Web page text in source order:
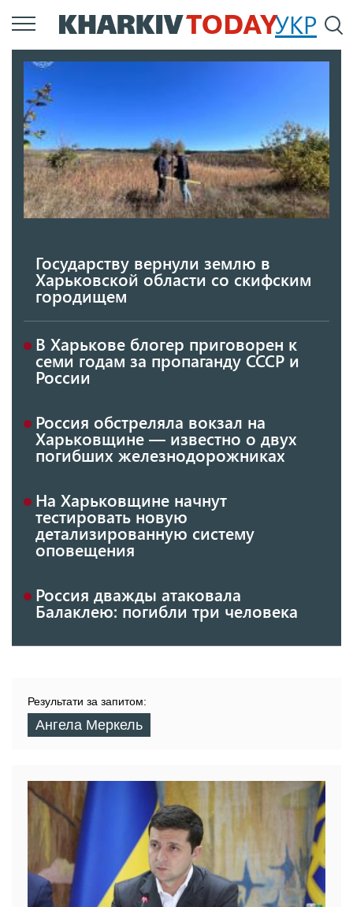
Перейти
к
УКР
Государству вернули землю в
Харьковской области со скифским
городищем
В Харькове блогер приговорен к
семи годам за пропаганду СССР и
России
Россия обстреляла вокзал на
Харьковщине — известно о двух
погибших железнодорожниках
На Харьковщине начнут
тестировать новую
детализированную систему
оповещения
Россия дважды атаковала
Балаклею: погибли три человека
Результати за запитом:
Ангела Меркель